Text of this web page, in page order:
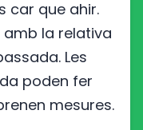
car que ahir.
la relativa
Les
poden fer
mesures.